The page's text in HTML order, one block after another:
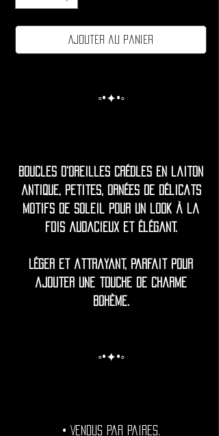
Ajouter au panier
◦•✦•◦
Boucles d'oreilles créoles en laiton
antique, petites, ornées de délicats
motifs de soleil pour un look à la
fois audacieux et élégant.
Léger et attrayant, parfait pour
ajouter une touche de charme
bohème.
◦•✦•◦
• Vendus par paires.